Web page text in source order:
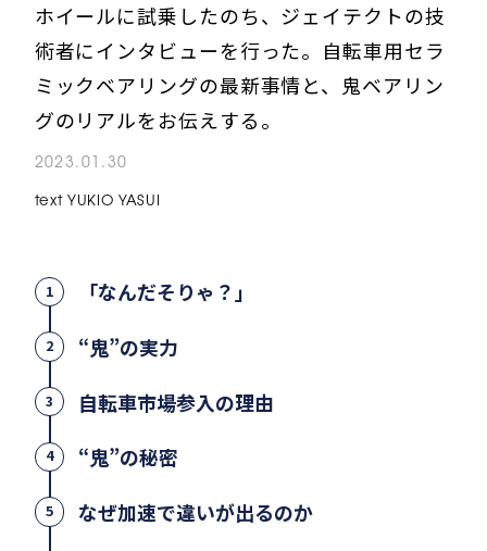
ホイールに試乗したのち、ジェイテクトの技
術者にインタビューを行った。自転車用セラ
ミックベアリングの最新事情と、鬼ベアリン
グのリアルをお伝えする。
2023.01.30
text YUKIO YASUI
1 「なんだそりゃ？」
2 “鬼”の実力
3 自転車市場参入の理由
4 “鬼”の秘密
5 なぜ加速で違いが出るのか